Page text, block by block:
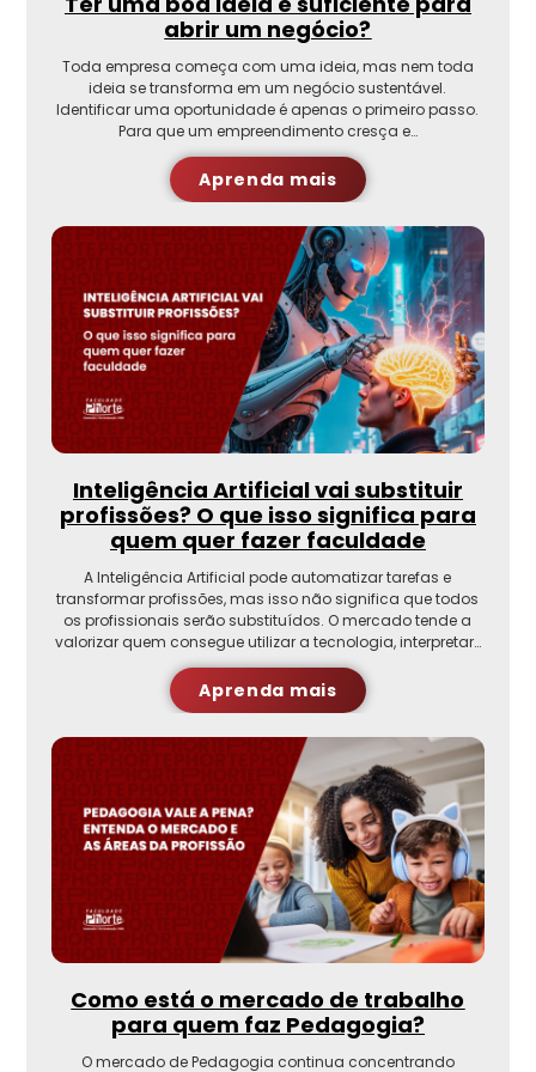
abrir um negócio?
Toda empresa começa com uma ideia, mas nem toda
ideia se transforma em um negócio sustentável.
Identificar uma oportunidade é apenas o primeiro passo.
Para que um empreendimento cresça e…
Aprenda mais
Inteligência Artificial vai substituir
profissões? O que isso significa para
quem quer fazer faculdade
A Inteligência Artificial pode automatizar tarefas e
transformar profissões, mas isso não significa que todos
os profissionais serão substituídos. O mercado tende a
valorizar quem consegue utilizar a tecnologia, interpretar…
Aprenda mais
Como está o mercado de trabalho
para quem faz Pedagogia?
O mercado de Pedagogia continua concentrando